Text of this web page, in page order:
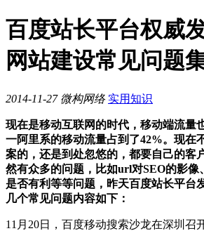
百度站长平台权威
网站建设常见问题
2014-11-27 微构网络 实用知识
现在是移动互联网的时代，移动端流量
一阿里系的移动流量占到了42%。现在
案的，还是到处忽悠的，都要自己的客
然有众多的问题，比如url对SEO的影像
是否有利等等问题，昨天百度站长平台
几个常见问题内容如下：
11月20日，百度移动搜索沙龙在深圳召